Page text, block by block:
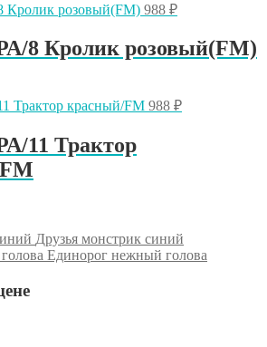
988 ₽
8 Кролик розовый(FM)
988 ₽
11 Трактор
Друзья монстрик синий
Единорог нежный голова